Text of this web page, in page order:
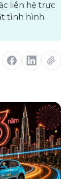
liên hệ trực
tình hình